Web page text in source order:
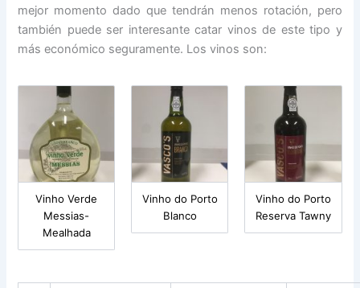
mejor momento dado que tendrán menos rotación, pero
también puede ser interesante catar vinos de este tipo y
más económico seguramente. Los vinos son:
Vinho Verde
Messias-
Mealhada
Vinho do Porto
Blanco
Vinho do Porto
Reserva Tawny